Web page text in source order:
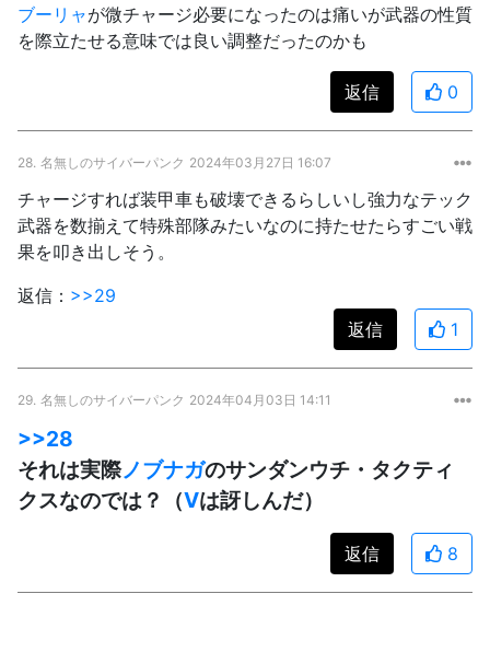
ブーリャが微チャージ必要になったのは痛いが武器の性質
を際立たせる意味では良い調整だったのかも
返信 0
28. 名無しのサイバーパンク 2024年03月27日 16:07
チャージすれば装甲車も破壊できるらしいし強力なテック
武器を数揃えて特殊部隊みたいなのに持たせたらすごい戦
果を叩き出しそう。
返信： >>29
返信
1
29. 名無しのサイバーパンク 2024年04月03日 14:11
>>28
それは実際ノブナガのサンダンウチ・タクティ
クスなのでは？（Vは訝しんだ）
返信 8